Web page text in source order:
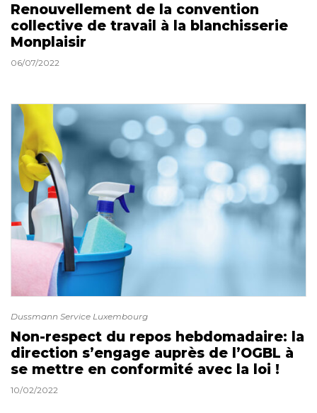
Renouvellement de la convention
collective de travail à la blanchisserie
Monplaisir
06/07/2022
Dussmann Service Luxembourg
Non-respect du repos hebdomadaire: la
direction s’engage auprès de l’OGBL à
se mettre en conformité avec la loi !
10/02/2022